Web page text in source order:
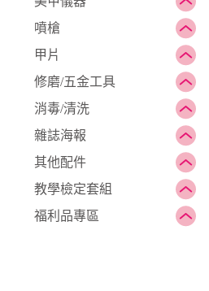
噴槍
甲片
修磨/五金工具
消毒/清洗
雜誌海報
其他配件
教學檢定套組
福利品專區